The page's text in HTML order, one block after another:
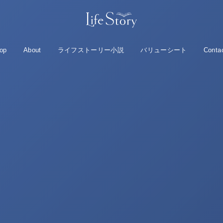
About ライフストーリー小説 バリューシート